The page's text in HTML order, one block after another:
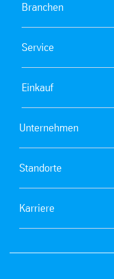
Branchen
Service
Einkauf
Unternehmen
Standorte
Karriere